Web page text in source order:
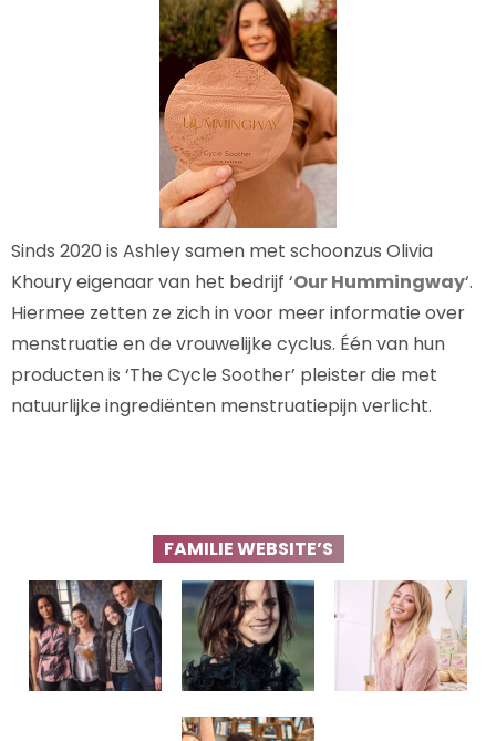
Sinds 2020 is Ashley samen met schoonzus Olivia
Khoury eigenaar van het bedrijf ‘Our Hummingway‘.
Hiermee zetten ze zich in voor meer informatie over
menstruatie en de vrouwelijke cyclus. Één van hun
producten is ‘The Cycle Soother’ pleister die met
natuurlijke ingrediënten menstruatiepijn verlicht.
FAMILIE WEBSITE’S